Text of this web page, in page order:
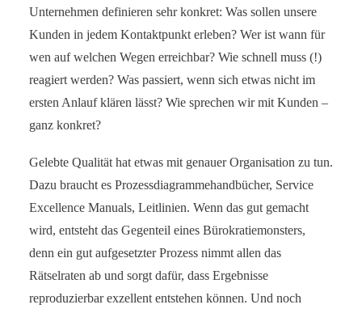
Unternehmen definieren sehr konkret: Was sollen unsere
Kunden in jedem Kontaktpunkt erleben? Wer ist wann für
wen auf welchen Wegen erreichbar? Wie schnell muss (!)
reagiert werden? Was passiert, wenn sich etwas nicht im
ersten Anlauf klären lässt? Wie sprechen wir mit Kunden –
ganz konkret?
Gelebte Qualität hat etwas mit genauer Organisation zu tun.
Dazu braucht es Prozessdiagrammehandbücher, Service
Excellence Manuals, Leitlinien. Wenn das gut gemacht
wird, entsteht das Gegenteil eines Bürokratiemonsters,
denn ein gut aufgesetzter Prozess nimmt allen das
Rätselraten ab und sorgt dafür, dass Ergebnisse
reproduzierbar exzellent entstehen können. Und noch